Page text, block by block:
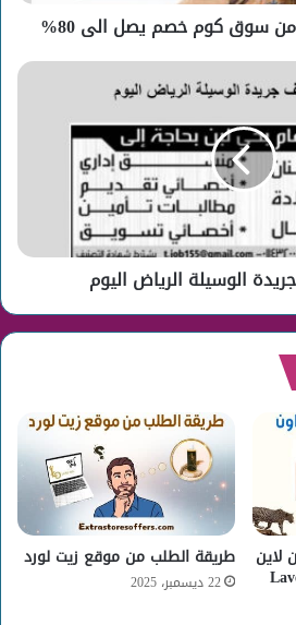
سوق كوم خصم يصل الى 80%
الوسيلة الرياض اليوم
لاين طريقة الطلب من موقع زيت لورد
22 ديسمبر، 2025